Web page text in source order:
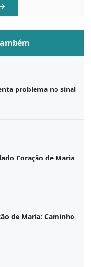
problema no sinal
Coração de Maria
de Maria: Caminho